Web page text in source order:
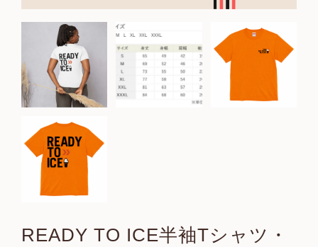
READY TO ICE半袖Tシャツ・